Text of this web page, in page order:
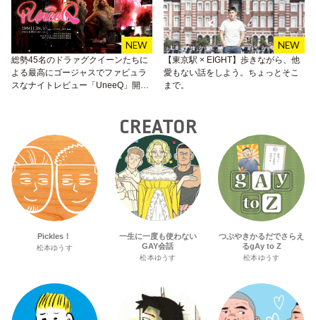
総勢45名のドラァグクイーンたちに
よる最高にゴージャスでファビュラ
スなナイトレビュー「UneeQ」開
【東京駅 × EIGHT】歩きながら、他
愛もない話をしよう。ちょっとそこ
まで。
CREATOR
Pickles！
松本ゆうす
一生に一度も使わない
GAY会話
松本ゆうす
つぶやきかるだでさらえ
るgAy to Z
松本ゆうす